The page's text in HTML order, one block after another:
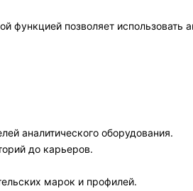
функцией позволяет использовать
аналитического оборудования.
до карьеров.
марок и профилей.